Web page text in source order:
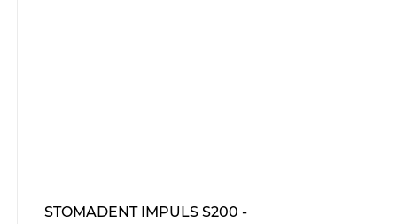
STOMADENT IMPULS S200 -